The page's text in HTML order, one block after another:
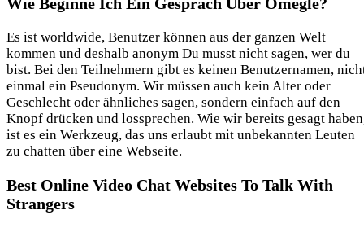
Es ist worldwide, Benutzer können aus der ganzen Welt
kommen und deshalb anonym Du musst nicht sagen, wer du
bist. Bei den Teilnehmern gibt es keinen Benutzernamen,
einmal ein Pseudonym. Wir müssen auch kein Alter oder
Geschlecht oder ähnliches sagen, sondern einfach auf den
Knopf drücken und lossprechen. Wie wir bereits gesagt
ist es ein Werkzeug, das uns erlaubt mit unbekannten Leuten
zu chatten über eine Webseite.
Best Online Video Chat Websites To Talk With
Strangers